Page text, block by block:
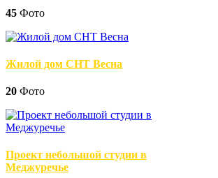
45 Фото
Жилой дом СНТ Весна
20 Фото
Проект небольшой студии в
Меджуречье